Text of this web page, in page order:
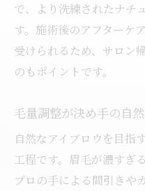
で、より洗練されたナチ
す。施術後のアフターケ
受けられるため、サロン
のもポイントです。
毛量調整が決め手の自
自然なアイブロウを目指
工程です。眉毛が濃すぎ
プロの手による間引きや